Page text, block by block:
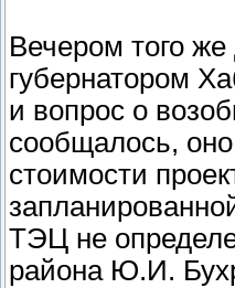
Вечером того
губернатором
и вопрос о
сообщалось,
стоимости
ТЭЦ не
района Ю.И.